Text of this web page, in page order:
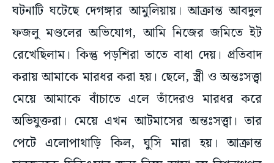
ঘটনাটি ঘটেছে দেগঙ্গার আমুলিয়ায়। আক্রান্ত আবদুল
ফজলু মণ্ডলের অভিযোগ, আমি নিজের জমিতে ইট
রেখেছিলাম। কিন্তু পড়শিরা তাতে বাধা দেয়। প্রতিবাদ
করায় আমাকে মারধর করা হয়। ছেলে, স্ত্রী ও অন্তঃসত্ত্বা
মেয়ে আমাকে বাঁচাতে এলে তাঁদেরও মারধর করে
অভিযুক্তরা। মেয়ে এখন আটমাসের অন্তঃসত্ত্বা। তার
পেটে এলোপাথাড়ি কিল, ঘুসি মারা হয়। আক্রান্ত